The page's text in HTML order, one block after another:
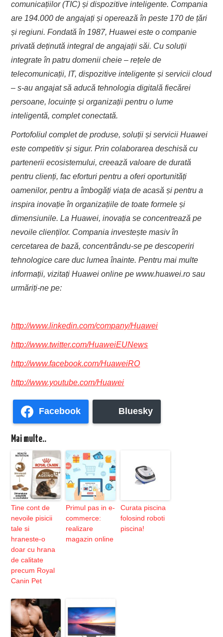
comunicațiilor (TIC) și dispozitive inteligente. Compania
are 194.000 de angajați și operează în peste 170 de țări
și regiuni.Fondată în 1987, Huawei este o companie
privată deținută integral de angajații săi. Cu soluții
integrate în patru domenii cheie – rețele de
telecomunicații, IT, dispozitive inteligente și servicii cloud
– s-au angajat să aducă tehnologia digitală fiecărei
persoane, locuințe și organizații pentru o lume
inteligentă, complet conectată.
Portofoliul complet de produse, soluții și servicii Huawei
este competitiv și sigur. Prin colaborarea deschisă cu
partenerii ecosistemului, creează valoare de durată
pentru clienți, fac eforturi pentru a oferi oportunități
oamenilor, pentru a îmbogăți viața de acasă și pentru a
inspira inovație în organizațiile de toate formele și
dimensiunile. La Huawei, inovația se concentrează pe
nevoile clienților. Compania investește masiv în
cercetarea de bază, concentrându-se pe descoperiri
tehnologice care duc lumea înainte.Pentru mai multe
informații, vizitați Huawei online pe www.huawei.ro sau
urmăriți-ne pe:
http://www.linkedin.com/company/Huawei
http://www.twitter.com/HuaweiEUNews
http://www.facebook.com/HuaweiRO
http://www.youtube.com/Huawei
Facebook Bluesky
Mai multe..
Tine cont de
nevoile pisicii
tale si
hraneste-o
doar cu hrana
de calitate
precum Royal
Canin Pet
Primul pas in e-
commerce:
realizare
magazin online
Curata piscina
folosind roboti
piscina!